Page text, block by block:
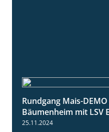
Rundgang Mais-
Bäumenheim mit LSV
25.11.2024